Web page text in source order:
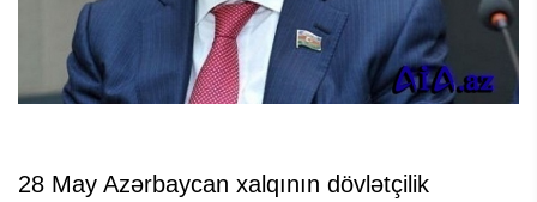
28 May Azərbaycan xalqının dövlətçilik